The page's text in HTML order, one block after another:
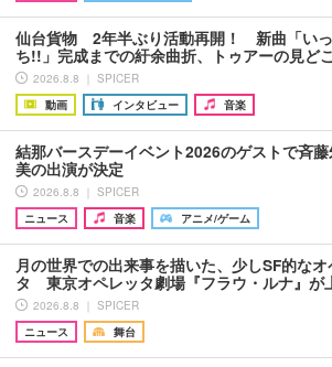
仙台貨物 2年半ぶり活動再開！ 新曲「い
ち!!」完成までの紆余曲折、トゥアーの見ど
2026.8.8 ｜ SPICER
動画
インタビュー 音楽
結那バースデーイベント2026のゲストで斉
美の出演が決定
2026.8.8 ｜ SPICER
ニュース
音楽 アニメ/ゲーム
月の世界での出来事を描いた、少しSF的なオ
タ 東京オペレッタ劇場『フラウ・ルナ』が
2026.8.8 ｜ SPICER
ニュース
舞台